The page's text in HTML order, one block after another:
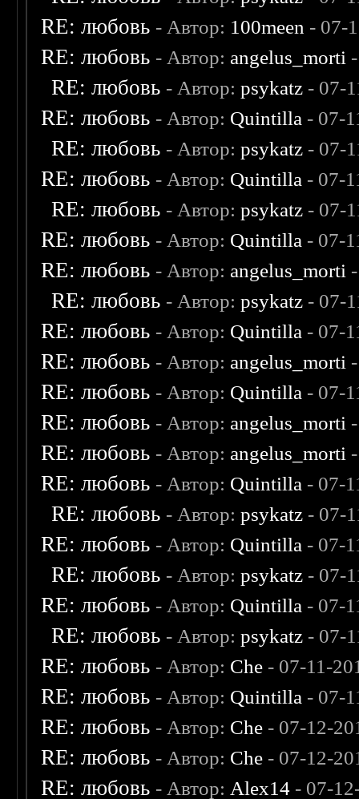
RE: любовь - Автор: 100meen - 07-
RE: любовь - Автор: angelus_morti
RE: любовь - Автор:psykatz - 07-
RE: любовь - Автор: Quintilla - 07-
RE: любовь - Автор:psykatz - 07-
RE: любовь - Автор: Quintilla - 07-
RE: любовь - Автор:psykatz - 07-
RE: любовь - Автор: Quintilla - 07-
RE: любовь - Автор: angelus_morti
RE: любовь - Автор:psykatz - 07-
RE: любовь - Автор: Quintilla - 07-
RE: любовь - Автор: angelus_morti
RE: любовь - Автор: Quintilla - 07-
RE: любовь - Автор: angelus_morti
RE: любовь - Автор: angelus_morti
RE: любовь - Автор: Quintilla - 07-
RE: любовь - Автор:psykatz - 07-
RE: любовь - Автор: Quintilla - 07-
RE: любовь - Автор:psykatz - 07-
RE: любовь - Автор: Quintilla - 07-
RE: любовь - Автор:psykatz - 07-
RE: любовь - Автор: Che - 07-11-
RE: любовь - Автор: Quintilla - 07-
RE: любовь - Автор: Che - 07-12-
RE: любовь - Автор: Che - 07-12-
RE: любовь - Автор: Alex14 - 07-